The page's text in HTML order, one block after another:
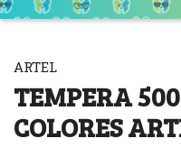
ARTEL
TEMPERA
COLORES